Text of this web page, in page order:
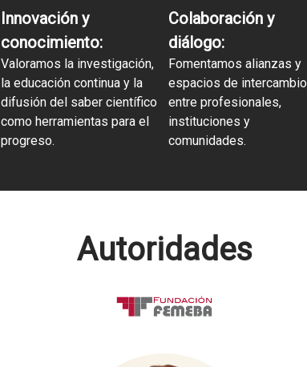
Innovación y
conocimiento:
Valoramos la investigación,
la educación continua y la
difusión del saber científico
como herramientas para el
progreso.
Colaboración y
diálogo:
Fomentamos alianzas y
espacios de intercambio
entre profesionales,
instituciones y
comunidades.
Autoridades